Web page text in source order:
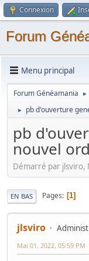
Connexion
Forum
Menu principal
Forum Généamania ►
► pb d'ouverture
pb
nouvel
Démarré par jlsviro,
EN BAS Pages 1
jlsviro
Mai 01, 2022, 05:59 PM